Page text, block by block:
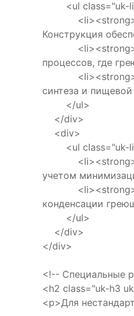
<ul class="uk-
Конструкция
процессов, где
синтеза и
</ul>
</div>
<div>
<ul class="uk-
учетом
<li><strong>ПП
конденсации
</ul>
</div>
</div>
<!-- Специальные
<h2 class="uk-h3
<p>Для